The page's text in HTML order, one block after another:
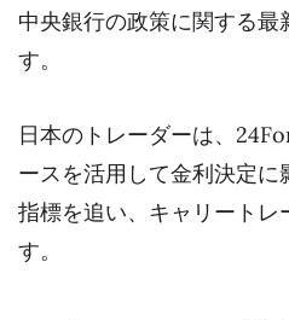
中央銀行の政策に関する最
す。
日本のトレーダーは、
ースを活用して金利決定
指標を追い、キャリートレ
す。